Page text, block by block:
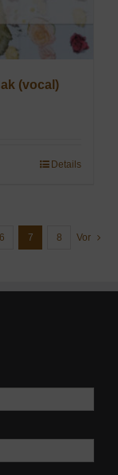
(vocal)
Details
6 7 8 Vor